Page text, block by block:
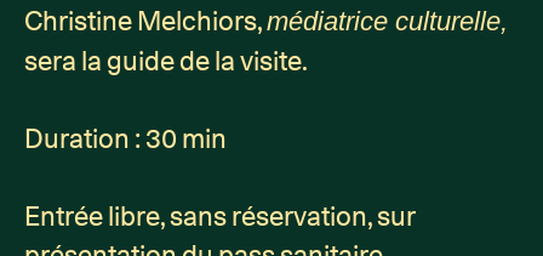
Christine Melchiors,médiatrice culturelle,
sera la guide de la visite.
Duration : 30 min
Entrée libre, sans réservation, sur